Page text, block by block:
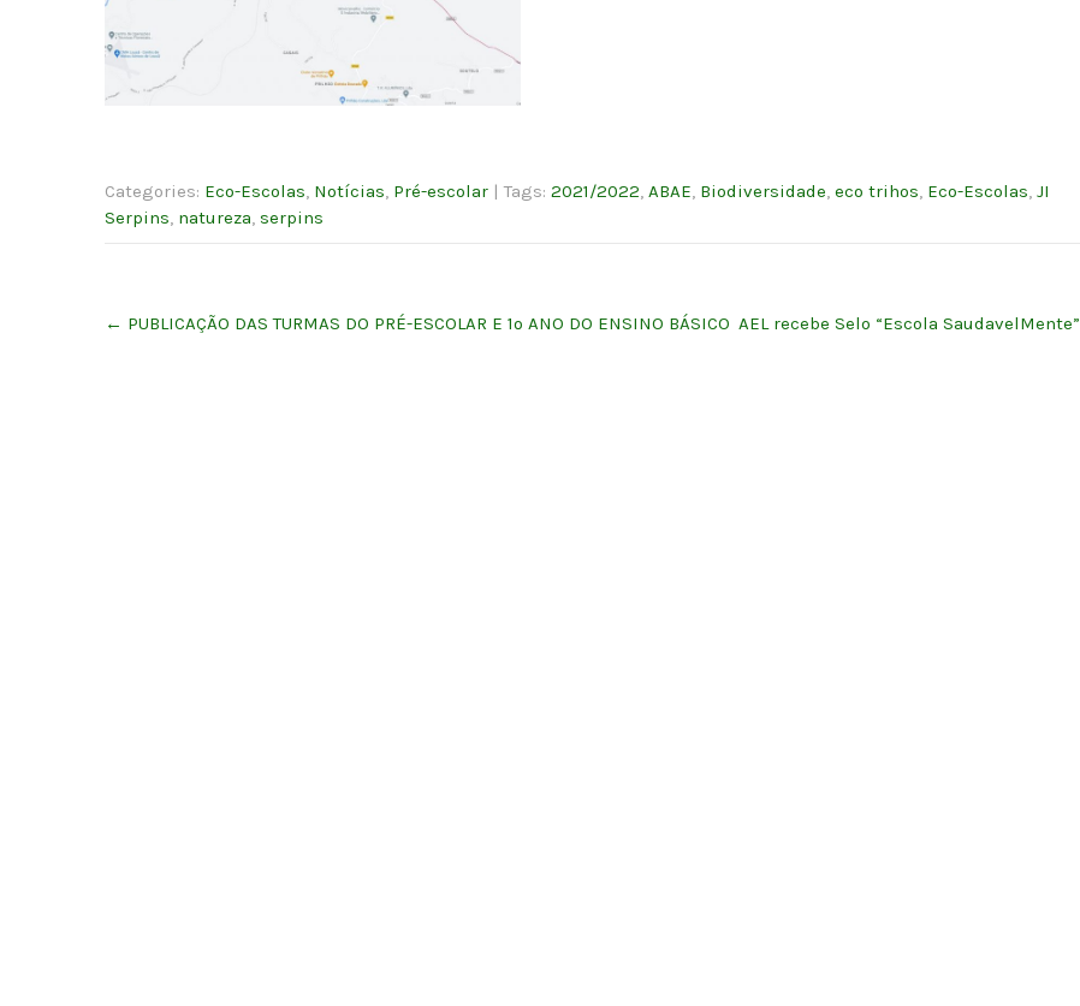
Categories: Eco-Escolas, Notícias, Pré-escolar | Tags: 2021/2022, ABAE, Biodiversidade, eco trihos, Eco-Escolas, JI
Serpins, natureza, serpins
navigation
← PUBLICAÇÃO DAS TURMAS DO PRÉ-ESCOLAR E 1º ANO DO ENSINO BÁSICO AEL recebe Selo “Escola SaudavelMente”